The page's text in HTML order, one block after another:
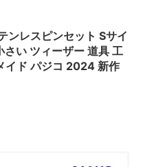
レスピンセット Sサイ
い ツィーザー 道具 工
イド パジコ 2024 新作